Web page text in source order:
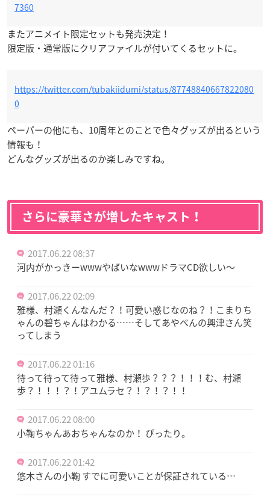
7360
またアニメイト限定セットも発売決定！
限定版・通常版にクリアファイルが付いてくるセットに。
https://twitter.com/tubakiidumi/status/87748840667822080
0
ペーパーの他にも、10周年とのことで色々グッズが出るという
情報も！
どんなグッズが出るのか楽しみですね。
さらに豪華さが増したキャスト！
2017.06.22 08:37
河内がかっきーwwwやばいなwwwドラマCD欲しい〜
2017.06.22 02:09
雅様、村瀬くんなんだ？！可愛い感じなのね？！こまりち
ゃんの碧ちゃんはわかる……そしてあやべんの興津さん笑
ってしまう
2017.06.22 01:16
待って待って待って雅様、村瀬歩？？？！！！む、村瀬
歩？！！！？！アユムラセ？！？！？！！
2017.06.22 08:00
小鞠ちゃんあおちゃんなのか！ ぴったり。
2017.06.22 01:42
悠木さんの小鞠 すでに可愛いことが保証されている…